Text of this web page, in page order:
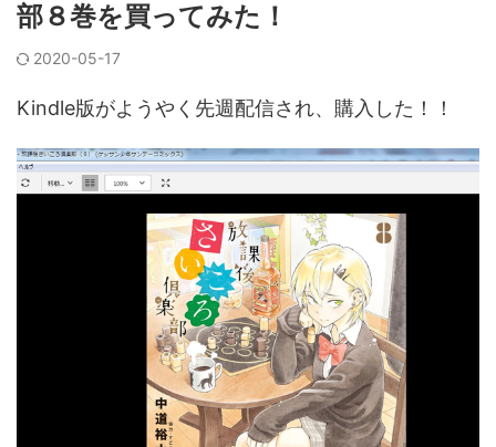
部８巻を買ってみた！
2020-05-17
Kindle版がようやく先週配信され、購入した！！